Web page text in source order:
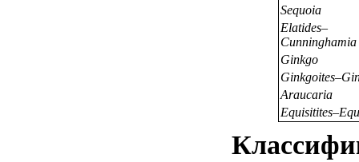
Sequoia
Elatides–
Cunninghamia
Ginkgo
Araucaria